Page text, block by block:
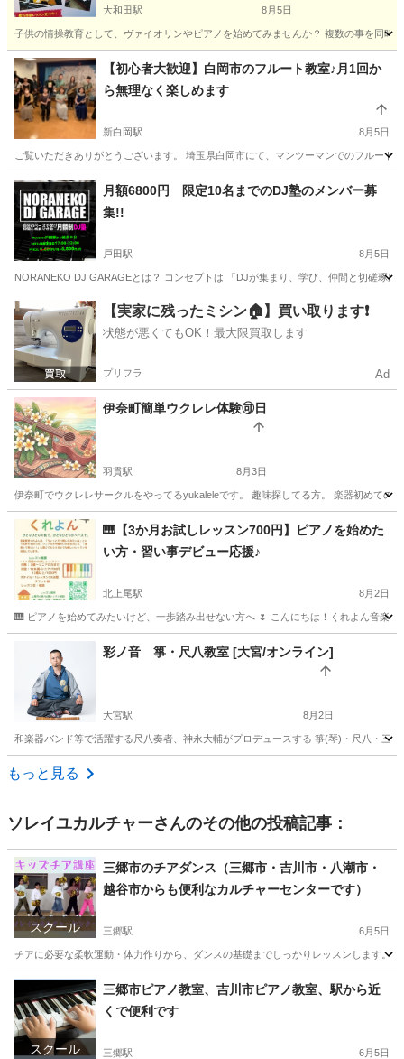
大和田駅 8月5日
子供の情操教育として、ヴァイオリンやピアノを始めてみませんか？ 複数の事を同
埼玉 さいたま市 大和田駅 バイオリン ヴァイオリン
【初心者大歓迎】白岡市のフルート教室♪月1回か
ら無理なく楽しめます
新白岡駅 8月5日
ご覧いただきありがとうございます。 埼玉県白岡市にて、マンツーマンでのフルー
埼玉 白岡市 新白岡駅 フルート 見沼区
月額6800円 限定10名までのDJ塾のメンバー募
集!!
戸田駅 8月5日
NORANEKO DJ GARAGEとは？ コンセプトは 「DJが集まり、学び、仲間と切磋琢
戸田市 戸田駅 音楽
【実家に残ったミシン🏠】買い取ります❗️
状態が悪くてもOK！最大限買取します
プリフラ Ad
伊奈町簡単ウクレレ体験🉑日
羽貫駅 8月3日
伊奈町でウクレレサークルをやってるyukaleleです。 趣味探してる方。 楽器初めての
埼玉 上尾市 羽貫駅 その他
🎹【3か月お試しレッスン700円】ピアノを始めた
い方・習い事デビュー応援♪
北上尾駅 8月2日
🎹 ピアノを始めてみたいけど、一歩踏み出せない方へ 🌷 こんにちは！くれよん音楽
北上尾駅 ピアノ 習い事
彩ノ音 箏・尺八教室 [大宮/オンライン]
大宮駅 8月2日
和楽器バンド等で活躍する尺八奏者、神永大輔がプロデュースする 箏(琴)・尺八
埼玉 さいたま市
もっと見る
ソレイユカルチャーさんのその他の投稿記事：
スクール
三郷市のチアダンス（三郷市・吉川市・八潮市・
越谷市からも便利なカルチャーセンターです）
三郷駅 6月5日
チアに必要な柔軟運動・体力作りから、ダンスの基礎までしっかりレッスンします
埼玉 三郷市 三郷駅 その他 カルチャーセンター
スクール
三郷市ピアノ教室、吉川市ピアノ教室、駅から近
くで便利です
三郷駅 6月5日